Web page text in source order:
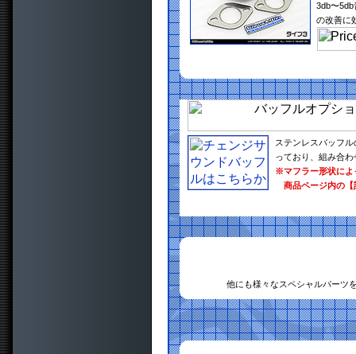
3db〜
の改善に
ステンレスバッフ
っており、組み合
※マフラー形状によ
商品ページ内の【
他にも様々なスペシャルパーツ